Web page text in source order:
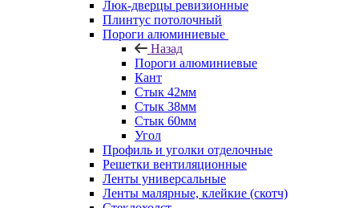
Люк-дверцы ревизионные
Плинтус потолочный
Пороги алюминиевые
Назад
Пороги алюминиевые
Кант
Стык 42мм
Стык 38мм
Стык 60мм
Угол
Профиль и уголки отделочные
Решетки вентиляционные
Ленты универсальные
Ленты малярные, клейкие (скотч)